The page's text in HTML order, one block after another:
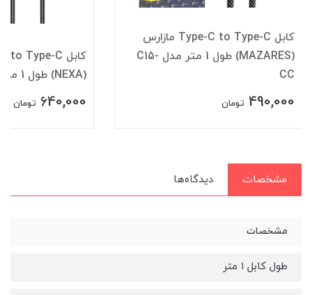
کابل Type-C to Type-C مازارس
(MAZARES) طول 1 متر مدل C15-
CC
490,000 تومان
(NEXA) طول 1 متر مدل L54
640,000 تومان
مشخصات دیدگاه‌ها
مشخصات
طول کابل 1 متر